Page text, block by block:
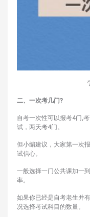
二、一次考几门?
自考一次性可以报考4门,
试，两天考4门。
但小编建议，大家第一次
试信心。
一般选择一门公共课加一
率。
如果你已经是自考老生并
况选择考试科目的数量。